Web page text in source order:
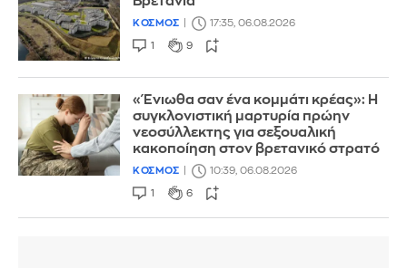
ΚΟΣΜΟΣ 17:35, 06.08.2026
1 9
«Ένιωθα σαν ένα κομμάτι κρέας»: Η
συγκλονιστική μαρτυρία πρώην
νεοσύλλεκτης για σεξουαλική
κακοποίηση στον βρετανικό στρατό
ΚΟΣΜΟΣ 10:39, 06.08.2026
1 6